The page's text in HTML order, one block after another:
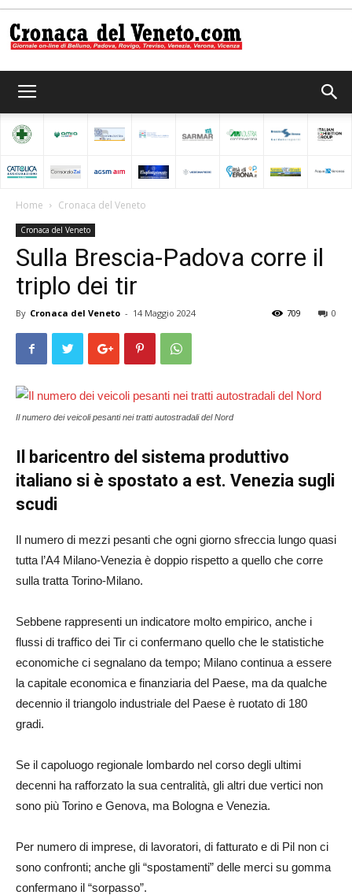
del
Home Cronaca del Veneto
Cronaca del Veneto
Sulla Brescia-Padova corre il
triplo dei tir
By Cronaca del Veneto - 14 Maggio 2024 0
709
Il numero dei veicoli pesanti nei tratti autostradali del Nord
Il baricentro del sistema produttivo
italiano si è spostato a est. Venezia sugli
scudi
Il numero di mezzi pesanti che ogni giorno sfreccia lungo quasi
tutta l’A4 Milano-Venezia è doppio rispetto a quello che corre
sulla tratta Torino-Milano.
Sebbene rappresenti un indicatore molto empirico, anche i
flussi di traffico dei Tir ci confermano quello che le statistiche
economiche ci segnalano da tempo; Milano continua a essere
la capitale economica e finanziaria del Paese, ma da qualche
decennio il triangolo industriale del Paese è ruotato di 180
gradi.
Se il capoluogo regionale lombardo nel corso degli ultimi
decenni ha rafforzato la sua centralità, gli altri due vertici non
sono più Torino e Genova, ma Bologna e Venezia.
Per numero di imprese, di lavoratori, di fatturato e di Pil non ci
sono confronti; anche gli “spostamenti” delle merci su gomma
confermano il “sorpasso”.